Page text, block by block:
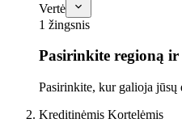
Vertė
1 žingsnis
Pasirinkite regioną ir
Pasirinkite, kur galioja jūsų
Kreditinėmis Kortelėmis